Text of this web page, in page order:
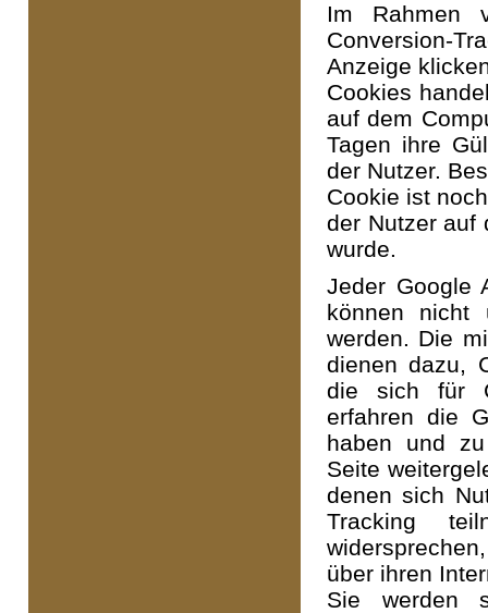
Im Rahmen
Conversion-
Anzeige
Cookies
auf dem
Tagen ihre
der Nutzer.
Cookie ist
der Nutzer auf
wurde.
Jeder Google
können nicht
werden. Die
dienen dazu,
die sich für
erfahren die
haben und
Seite
denen sich
Tracking
über ihren
Sie werden